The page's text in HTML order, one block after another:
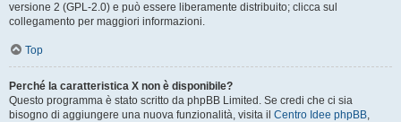
versione 2 (GPL-2.0) e può essere liberamente distribuito; clicca sul
collegamento per maggiori informazioni.
Top
Perché la caratteristica X non è disponibile?
Questo programma è stato scritto da phpBB Limited. Se credi che ci sia
bisogno di aggiungere una nuova funzionalità, visita il Centro Idee phpBB,